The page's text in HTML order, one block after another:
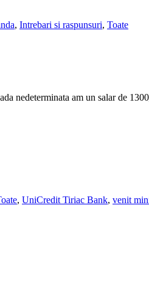
, Intrebari si raspunsuri, Toate
nedeterminata am un salar de
, UniCredit Tiriac Bank, venit